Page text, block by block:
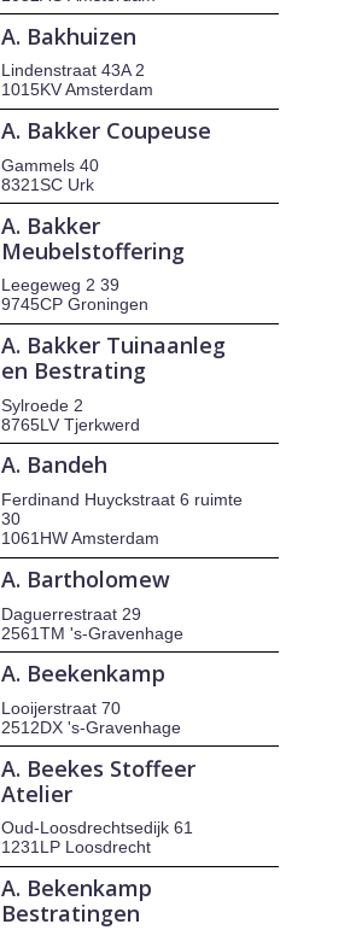
A. Bakhuizen
Lindenstraat 43A 2
1015KV Amsterdam
A. Bakker Coupeuse
Gammels 40
8321SC Urk
A. Bakker
Meubelstoffering
Leegeweg 2 39
9745CP Groningen
A. Bakker Tuinaanleg
en Bestrating
Sylroede 2
8765LV Tjerkwerd
A. Bandeh
Ferdinand Huyckstraat 6 ruimte
30
1061HW Amsterdam
A. Bartholomew
Daguerrestraat 29
2561TM 's-Gravenhage
A. Beekenkamp
Looijerstraat 70
2512DX 's-Gravenhage
A. Beekes Stoffeer
Atelier
Oud-Loosdrechtsedijk 61
1231LP Loosdrecht
A. Bekenkamp
Bestratingen